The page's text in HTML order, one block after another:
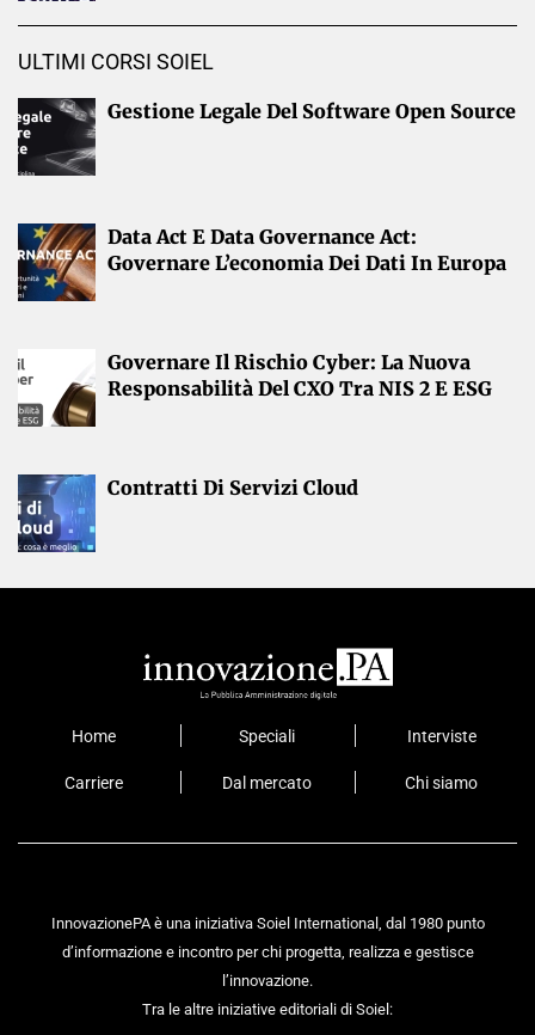
ULTIMI CORSI SOIEL
Gestione Legale Del Software Open Source
Data Act E Data Governance Act:
Governare L’economia Dei Dati In Europa
Governare Il Rischio Cyber: La Nuova
Responsabilità Del CXO Tra NIS 2 E ESG
Contratti Di Servizi Cloud
Home Speciali Interviste
Carriere Dal mercato Chi siamo
InnovazionePA è una iniziativa Soiel International, dal 1980 punto
d’informazione e incontro per chi progetta, realizza e gestisce
l’innovazione.
Tra le altre iniziative editoriali di Soiel: